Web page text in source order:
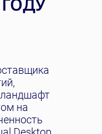
ландшафт
на